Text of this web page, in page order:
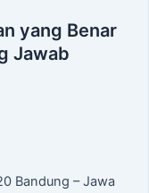
yang Benar
Jawab
Bandung – Jawa